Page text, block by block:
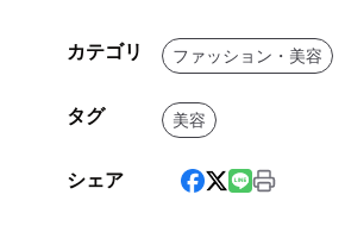
カテゴリ ファッション・美容
タグ 美容
シェア